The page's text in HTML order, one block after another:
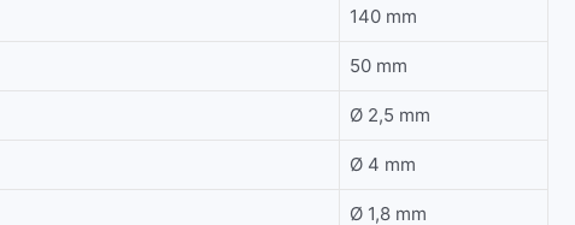
140 mm
50 mm
Ø 2,5 mm
Ø 4 mm
Ø 1,8 mm